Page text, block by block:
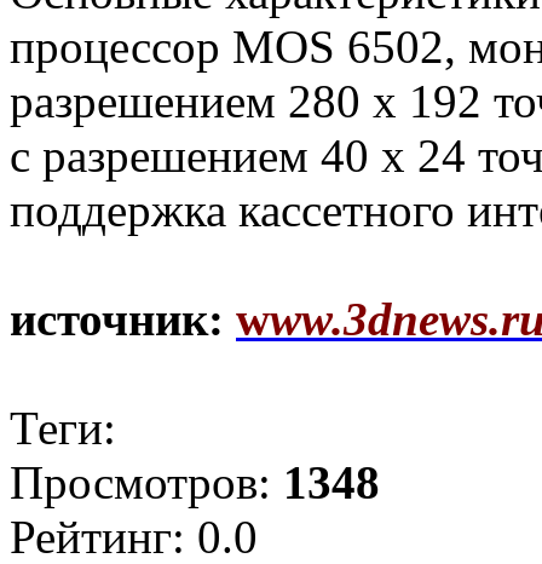
процессор MOS 6502,
разрешением 280 х 192
с разрешением 40 х 24
поддержка кассетного
источник: w
Теги:
Просмотров: 1348
Рейтинг: 0.0